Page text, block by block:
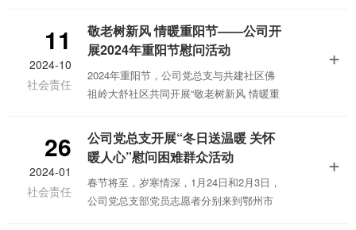
护绿水青山”2025年义务植树活动。
11
2024-10
社会责任
+
敬老树新风 情暖重阳节——公司开
展2024年重阳节慰问活动
2024年重阳节，公司党总支与共建社区佛
祖岭大舒社区共同开展“敬老树新风 情暖重
26
2024-01
社会责任
+
公司党总支开展“冬日送温暖 关怀
暖人心”慰问困难群众活动
春节将至，岁寒情深，1月24日和2月3日，
公司党总支部党员志愿者分别来到鄂州市